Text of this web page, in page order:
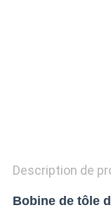
Description de
Bobine de tôle